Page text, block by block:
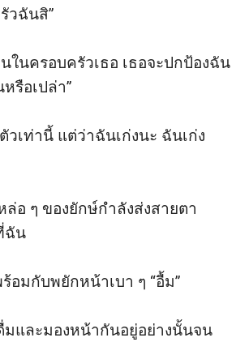
วฉันสิ”
ในครอบครัวเธอ เธอจะปกป้องฉัน
รือเปล่า”
วเท่านี้ แต่ว่าฉันเก่งนะ ฉันเก่ง
ล่อ ๆ ของยักษ์กำลังส่งสายตา
ฉัน
อมกับพยักหน้าเบา ๆ “อื้ม”
มและมองหน้ากันอยู่อย่างนั้นจน